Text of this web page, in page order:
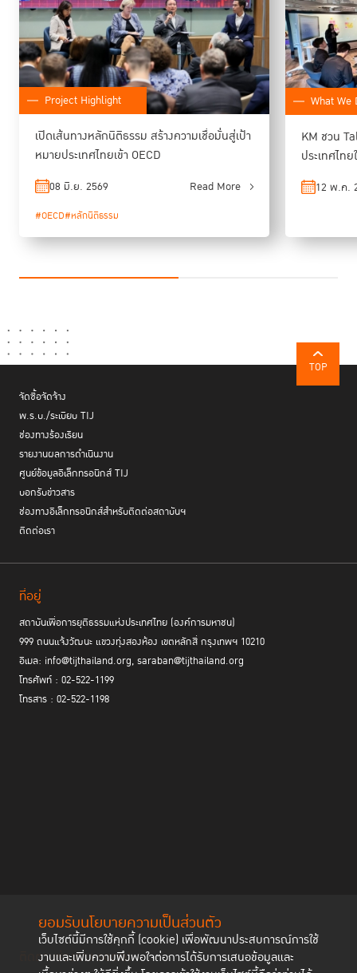
ยอมรับนโยบายความเป็นส่วนตัว
เว็บไซต์นี้มีการใช้คุกกี้ (cookie) เพื่อพัฒนาประสบการณ์การใช้
งานและเพิ่มความพึงพอใจต่อการได้รับการเสนอข้อมูลและ
Project Highlight
เปิดเส้นทางหลักนิติธรรม สร้างความเชื่อมั่นสู่เป้า
หมายประเทศไทยเข้า OECD
08 มิ.ย. 2569 Read More
#OECD#หลักนิติธรรม
What We
KM ชวน
ประเทศไท
12 พ.ค.
TOP
จัดซื้อจัดจ้าง
พ.ร.บ./ระเบียบ TIJ
ช่องทางร้องเรียน
รายงานผลการดำเนินงาน
ศูนย์ข้อมูลอิเล็กทรอนิกส์ TIJ
บอกรับข่าวสาร
ช่องทางอิเล็กทรอนิกส์สำหรับติดต่อสถาบันฯ
ติดต่อเรา
ที่อยู่
สถาบันเพื่อการยุติธรรมแห่งประเทศไทย (องค์การมหาชน)
999 ถนนแจ้งวัฒนะ แขวงทุ่งสองห้อง เขตหลักสี่ กรุงเทพฯ 10210
อีเมล: info@tijthailand.org, saraban@tijthailand.org
โทรศัพท์ : 02-522-1199
โทรสาร : 02-522-1198
ติดตามช่องทาง social